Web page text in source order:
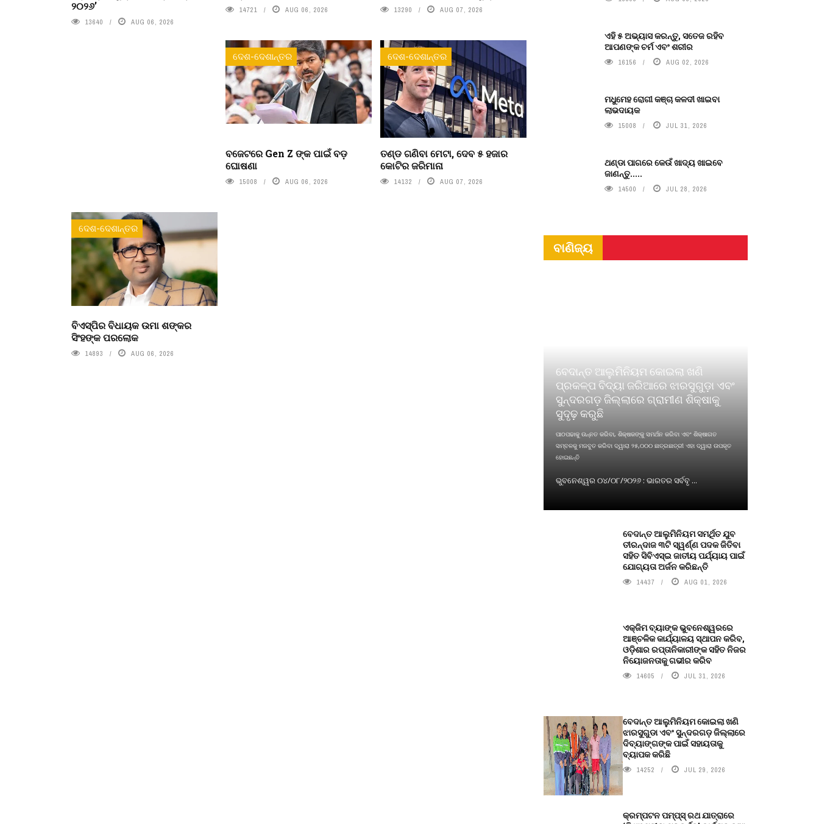
୨୦୨୬’
13640 AUG 06, 2026
14721 AUG 06, 2026 13290 AUG 07, 2026
ଦେଶ-ଦେଶାନ୍ତର
ବଜେଟରେ Gen Z ଙ୍କ ପାଇଁ ବଡ଼
ଘୋଷଣା
15008 AUG 06, 2026
ଦେଶ-ଦେଶାନ୍ତର
ତଣ୍ଡ ଗଣିବା ମେଟା, ଦେବ ୫ ହଜାର
କୋଟିର ଜରିମାନା
14132 AUG 07, 2026
ଦେଶ-ଦେଶାନ୍ତର
ବିଏସ୍‌ପିର ବିଧାୟକ ଉମା ଶଙ୍କର
ସିଂହଙ୍କ ପରଲୋକ
14893 AUG 06, 2026
ଏହି ୫ ଅଭ୍ୟାସ କରନ୍ତୁ, ସତେଜ ରହିବ
ଆପଣଙ୍କ ଚର୍ମ ଏବଂ ଶରୀର
16156 AUG 02, 2026
ମଧୁମେହ ରୋଗୀ କଞ୍ଚା କଳଦୀ ଖାଇବା
ଲାଭଦାୟକ
15008 JUL 31, 2026
ଥଣ୍ଡା ପାଗରେ କେଉଁ ଖାଦ୍ୟ ଖାଇବେ
ଜାଣନ୍ତୁ.....
14500 JUL 28, 2026
ବାଣିଜ୍ୟ
ବେଦାନ୍ତ ଆଲୁମିନିୟମ କୋଇଲା ଖଣି
ପ୍ରକଳ୍ପ ବିଦ୍ୟା ଜରିଆରେ ଝାରସୁଗୁଡ଼ା ଏବଂ
ସୁନ୍ଦରଗଡ଼ ଜିଲ୍ଲାରେ ଗ୍ରାମୀଣ ଶିକ୍ଷାକୁ
ସୁଦୃଢ଼ କରୁଛି
ପାଠପଢାକୁ ଉନ୍ନତ କରିବା, ଶିକ୍ଷକଙ୍କୁ ସମର୍ଥନ କରିବା ଏବଂ ଶିକ୍ଷାଗତ
ସମ୍ବଳକୁ ମଜବୁତ କରିବା ଦ୍ୱାରା ୨୫,୦୦୦ ଛାତ୍ରଛାତ୍ରୀ ଏହା ଦ୍ୱାରା ଉପକୃତ
ହୋଇଛନ୍ତି
ଭୁବନେଶ୍ୱର ୦୪/୦୮/୨୦୨୬ : ଭାରତର ସର୍ବବୃ ...
ବେଦାନ୍ତ ଆଲୁମିନିୟମ ସମର୍ଥିତ ଯୁବ
ତୀରନ୍ଦାଜ ୩ଟି ସ୍ୱର୍ଣ୍ଣ ପଦକ ଜିତିବା
ସହିତ ସିବିଏସ୍ଇ ଜାତୀୟ ପର୍ଯ୍ୟାୟ ପାଇଁ
ଯୋଗ୍ୟତା ଅର୍ଜନ କରିଛନ୍ତି
14437 AUG 01, 2026
ଏକ୍ଜିମ ବ୍ୟାଙ୍କ ଭୁବନେଶ୍ୱରରେ
ଆଞ୍ଚଳିକ କାର୍ଯ୍ୟାଳୟ ସ୍ଥାପନ କରିବ,
ଓଡ଼ିଶାର ରପ୍ତାନିକାରୀଙ୍କ ସହିତ ନିଜର
ନିୟୋଜନତାକୁ ଗଭୀର କରିବ
14605 JUL 31, 2026
ବେଦାନ୍ତ ଆଲୁମିନିୟମ କୋଇଲା ଖଣି
ଝାରସୁଗୁଡା ଏବଂ ସୁନ୍ଦରଗଡ଼ ଜିଲ୍ଲାରେ
ଦିବ୍ୟାଙ୍ଗଙ୍କ ପାଇଁ ସହାୟତାକୁ
ବ୍ୟାପକ କରିଛି
14252 JUL 29, 2026
କ୍ରମ୍ପଟନ ପମ୍ପ୍‌ସ୍‌ ରଥ ଯାତ୍ରାରେ